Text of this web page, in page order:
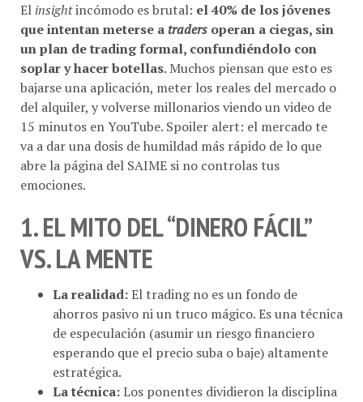
que intentan meterse atradersoperan a ciegas, sin
un plan de trading formal, confundiéndolo con
soplar y hacer botellas. Muchos piensan que esto es
bajarse una aplicación, meter los reales del mercado o
del alquiler, y volverse millonarios viendo un video de
15 minutos en YouTube. Spoiler alert: el mercado te
va a dar una dosis de humildad más rápido de lo que
abre la página del SAIME si no controlas tus
emociones.
1. EL MITO DEL “DINERO FÁCIL”
VS. LA MENTE
ahorros pasivo ni un truco mágico. Es una técnica
de especulación (asumir un riesgo financiero
esperando que el precio suba o baje) altamente
estratégica.
La técnica:Los ponentes dividieron la disciplina
en tres pilares: Mente (psicología), Dinero